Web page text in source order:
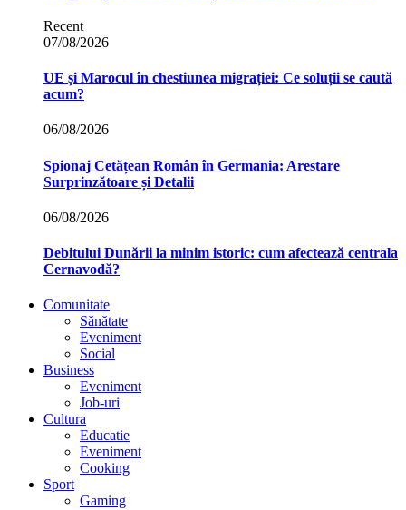
Recent
07/08/2026
UE și Marocul în chestiunea migrației: Ce soluții se caută
acum?
06/08/2026
Spionaj Cetățean Român în Germania: Arestare
Surprinzătoare și Detalii
06/08/2026
Debitului Dunării la minim istoric: cum afectează centrala
Cernavodă?
Comunitate
Sănătate
Eveniment
Social
Business
Eveniment
Job-uri
Cultura
Educatie
Eveniment
Cooking
Sport
Gaming